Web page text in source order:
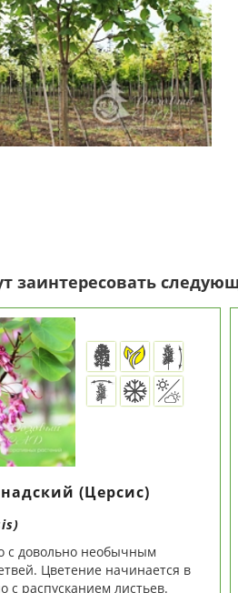
заинтересовать
(Церсис)
с довольно необычным
Цветение начинается в
с распусканием листьев.